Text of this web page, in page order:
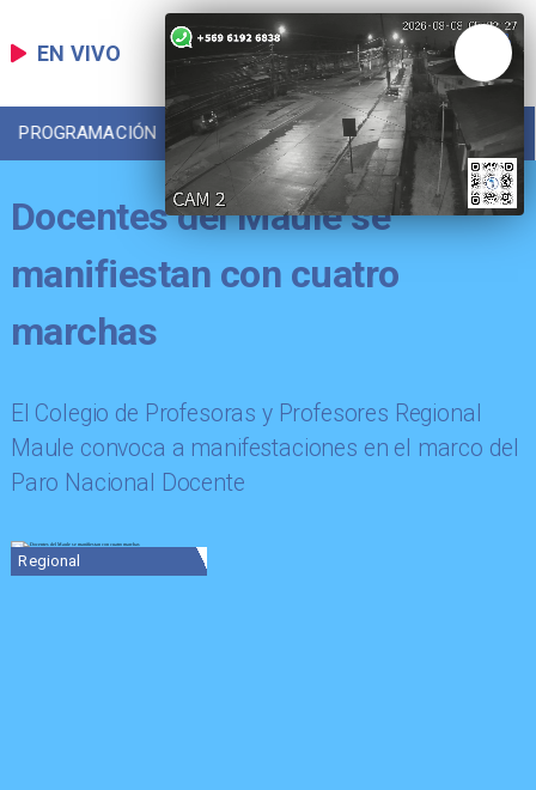
EN VIVO
PROGRAMACIÓN LOCAL DEPORTES
Docentes del Maule se
manifiestan con cuatro
marchas
El Colegio de Profesoras y Profesores Regional
Maule convoca a manifestaciones en el marco del
Paro Nacional Docente
Regional